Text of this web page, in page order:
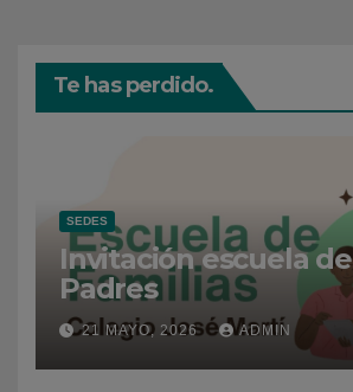
Te has perdido.
SEDES
Invitación escuela de
Padres
21 MAYO, 2026 ADMIN